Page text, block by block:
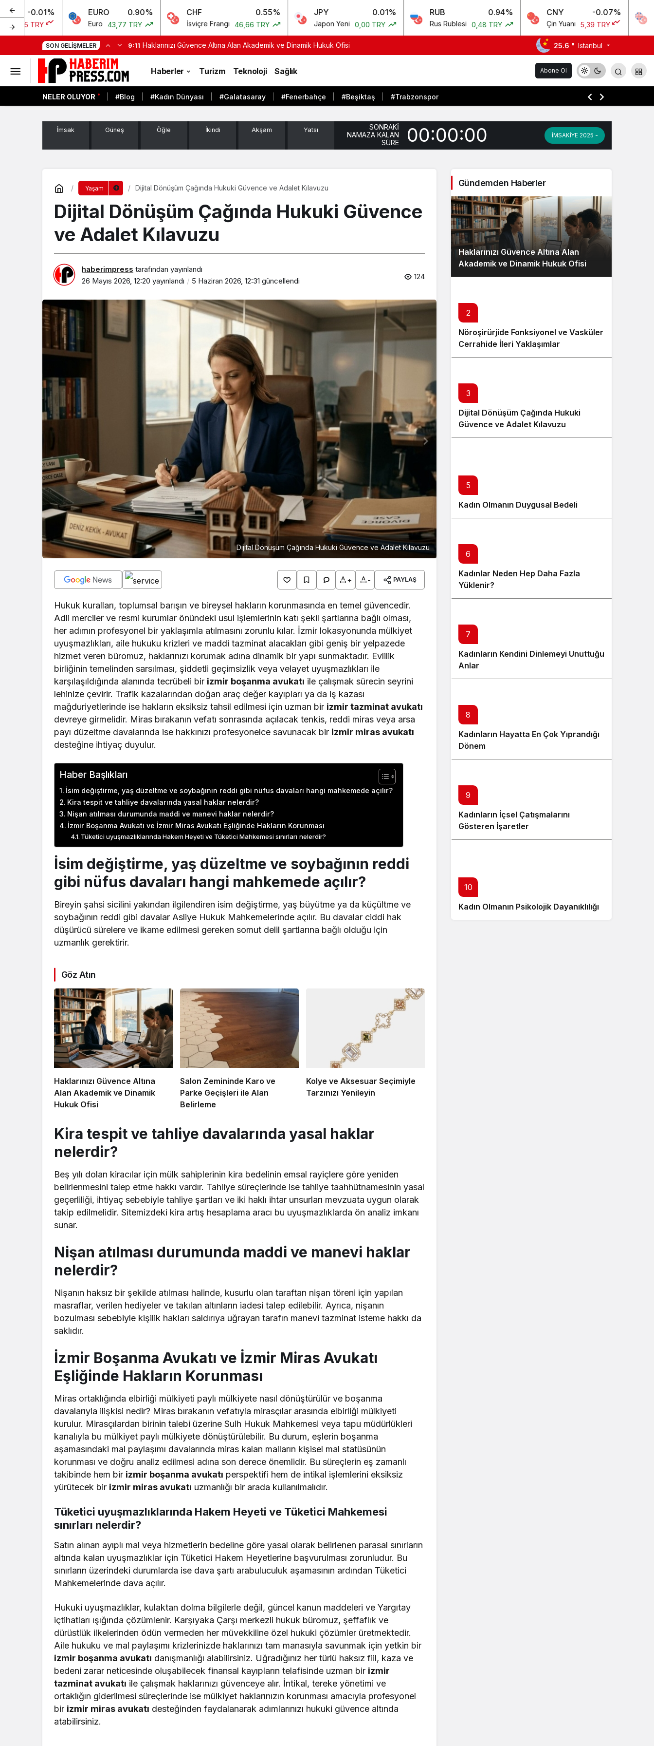
EURO 0.90%
Euro 43,77 TRY
CHF
İsviçre Frangı 46,66 TRY
JPY 0.01%
Japon Yeni 0,00 TRY
RUB 0.94%
Rus Rublesi 0,48 TRY
CNY -0.07%
Çin Yuanı 5,39 TRY
GBP
İngiliz Sterlini
SON GELIŞMELER 9:11 Haklarınızı Güvence Altına Alan Akademik ve Dinamik Hukuk Ofisi 25.6 ° Istanbul
Haberler Turizm Teknoloji Sağlık Abone Ol
NELER OLUYOR #Blog #Kadın Dünyası #Galatasaray #Fenerbahçe #Beşiktaş #Trabzonspor
İmsak Güneş Öğle İkindi Akşam Yatsı
SONRAKİ
NAMAZA KALAN
SÜRE
00:00:00 İMSAKİYE 2025 -
Yaşam Dijital Dönüşüm Çağında Hukuki Güvence ve Adalet Kılavuzu
Dijital Dönüşüm Çağında Hukuki Güvence
ve Adalet Kılavuzu
haberimpress tarafından yayınlandı
26 Mayıs 2026, 12:20 yayınlandı 5 Haziran 2026, 12:31 güncellendi 124
Dijital Dönüşüm Çağında Hukuki Güvence ve Adalet Kılavuzu
+ - PAYLAŞ
Hukuk kuralları, toplumsal barışın ve bireysel hakların korunmasında en temel güvencedir.
Adli merciler ve resmi kurumlar önündeki usul işlemlerinin katı şekil şartlarına bağlı olması,
her adımın profesyonel bir yaklaşımla atılmasını zorunlu kılar. İzmir lokasyonunda mülkiyet
uyuşmazlıkları, aile hukuku krizleri ve maddi tazminat alacakları gibi geniş bir yelpazede
hizmet veren büromuz, haklarınızı korumak adına dinamik bir yapı sunmaktadır. Evlilik
birliğinin temelinden sarsılması, şiddetli geçimsizlik veya velayet uyuşmazlıkları ile
karşılaşıldığında alanında tecrübeli bir izmir boşanma avukatı ile çalışmak sürecin seyrini
lehinize çevirir. Trafik kazalarından doğan araç değer kayıpları ya da iş kazası
mağduriyetlerinde ise hakların eksiksiz tahsil edilmesi için uzman bir izmir tazminat avukatı
devreye girmelidir. Miras bırakanın vefatı sonrasında açılacak tenkis, reddi miras veya arsa
payı düzeltme davalarında ise hakkınızı profesyonelce savunacak bir izmir miras avukatı
desteğine ihtiyaç duyulur.
Haber Başlıkları
İsim değiştirme, yaş düzeltme ve soybağının reddi gibi nüfus davaları hangi mahkemede açılır?
Kira tespit ve tahliye davalarında yasal haklar nelerdir?
Nişan atılması durumunda maddi ve manevi haklar nelerdir?
İzmir Boşanma Avukatı ve İzmir Miras Avukatı Eşliğinde Hakların Korunması
Tüketici uyuşmazlıklarında Hakem Heyeti ve Tüketici Mahkemesi sınırları nelerdir?
İsim değiştirme, yaş düzeltme ve soybağının reddi
gibi nüfus davaları hangi mahkemede açılır?
Bireyin şahsi sicilini yakından ilgilendiren isim değiştirme, yaş büyütme ya da küçültme ve
soybağının reddi gibi davalar Asliye Hukuk Mahkemelerinde açılır. Bu davalar ciddi hak
düşürücü sürelere ve ikame edilmesi gereken somut delil şartlarına bağlı olduğu için
uzmanlık gerektirir.
Göz Atın
Haklarınızı Güvence Altına
Alan Akademik ve Dinamik
Hukuk Ofisi
Salon Zemininde Karo ve
Parke Geçişleri ile Alan
Belirleme
Kolye ve Aksesuar Seçimiyle
Tarzınızı Yenileyin
Kira tespit ve tahliye davalarında yasal haklar
nelerdir?
Beş yılı dolan kiracılar için mülk sahiplerinin kira bedelinin emsal rayiçlere göre yeniden
belirlenmesini talep etme hakkı vardır. Tahliye süreçlerinde ise tahliye taahhütnamesinin yasal
geçerliliği, ihtiyaç sebebiyle tahliye şartları ve iki haklı ihtar unsurları mevzuata uygun olarak
takip edilmelidir. Sitemizdeki kira artış hesaplama aracı bu uyuşmazlıklarda ön analiz imkanı
sunar.
Nişan atılması durumunda maddi ve manevi haklar
nelerdir?
Nişanın haksız bir şekilde atılması halinde, kusurlu olan taraftan nişan töreni için yapılan
masraflar, verilen hediyeler ve takılan altınların iadesi talep edilebilir. Ayrıca, nişanın
bozulması sebebiyle kişilik hakları saldırıya uğrayan tarafın manevi tazminat isteme hakkı da
saklıdır.
İzmir Boşanma Avukatı ve İzmir Miras Avukatı
Eşliğinde Hakların Korunması
Miras ortaklığında elbirliği mülkiyeti paylı mülkiyete nasıl dönüştürülür ve boşanma
davalarıyla ilişkisi nedir? Miras bırakanın vefatıyla mirasçılar arasında elbirliği mülkiyeti
kurulur. Mirasçılardan birinin talebi üzerine Sulh Hukuk Mahkemesi veya tapu müdürlükleri
kanalıyla bu mülkiyet paylı mülkiyete dönüştürülebilir. Bu durum, eşlerin boşanma
aşamasındaki mal paylaşımı davalarında miras kalan malların kişisel mal statüsünün
korunması ve doğru analiz edilmesi adına son derece önemlidir. Bu süreçlerin eş zamanlı
takibinde hem bir izmir boşanma avukatı perspektifi hem de intikal işlemlerini eksiksiz
yürütecek bir izmir miras avukatı uzmanlığı bir arada kullanılmalıdır.
Tüketici uyuşmazlıklarında Hakem Heyeti ve Tüketici Mahkemesi
sınırları nelerdir?
Satın alınan ayıplı mal veya hizmetlerin bedeline göre yasal olarak belirlenen parasal sınırların
altında kalan uyuşmazlıklar için Tüketici Hakem Heyetlerine başvurulması zorunludur. Bu
sınırların üzerindeki durumlarda ise dava şartı arabuluculuk aşamasının ardından Tüketici
Mahkemelerinde dava açılır.
Hukuki uyuşmazlıklar, kulaktan dolma bilgilerle değil, güncel kanun maddeleri ve Yargıtay
içtihatları ışığında çözümlenir. Karşıyaka Çarşı merkezli hukuk büromuz, şeffaflık ve
dürüstlük ilkelerinden ödün vermeden her müvekkiline özel hukuki çözümler üretmektedir.
Aile hukuku ve mal paylaşımı krizlerinizde haklarınızı tam manasıyla savunmak için yetkin bir
izmir boşanma avukatı danışmanlığı alabilirsiniz. Uğradığınız her türlü haksız fiil, kaza ve
bedeni zarar neticesinde oluşabilecek finansal kayıpların telafisinde uzman bir izmir
tazminat avukatı ile çalışmak haklarınızı güvenceye alır. İntikal, tereke yönetimi ve
ortaklığın giderilmesi süreçlerinde ise mülkiyet haklarınızın korunması amacıyla profesyonel
bir izmir miras avukatı desteğinden faydalanarak adımlarınızı hukuki güvence altında
atabilirsiniz.
Gündemden Haberler
Haklarınızı Güvence Altına Alan
Akademik ve Dinamik Hukuk Ofisi
2
Nöroşirürjide Fonksiyonel ve Vasküler
Cerrahide İleri Yaklaşımlar
3
Dijital Dönüşüm Çağında Hukuki
Güvence ve Adalet Kılavuzu
4
Guns N’ Roses İstanbul’da Unutulmaz
Bir Geceyle Tarihe Geçti
5
Kadın Olmanın Duygusal Bedeli
6
Kadınlar Neden Hep Daha Fazla
Yüklenir?
7
Kadınların Kendini Dinlemeyi Unuttuğu
Anlar
8
Kadınların Hayatta En Çok Yıprandığı
Dönem
9
Kadınların İçsel Çatışmalarını
Gösteren İşaretler
10
Kadın Olmanın Psikolojik Dayanıklılığı